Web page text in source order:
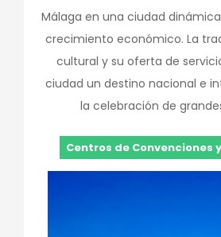
Málaga en una ciudad
crecimiento económico. La
cultural y su oferta de
ciudad un destino nacional e
la celebración de
Centros de Convenciones